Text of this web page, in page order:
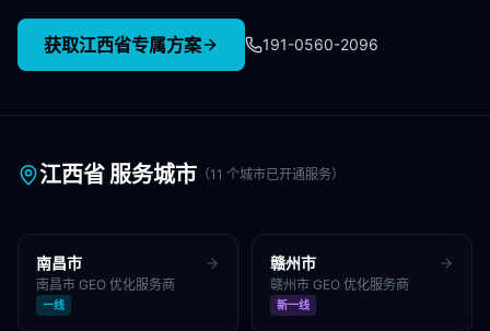
获取江西省专属方案 191-0560-2096
江西省服务城市 （11 个城市已开通服务）
南昌市
南昌市 GEO 优化服务商
一线
赣州市
赣州市 GEO 优化服务商
新一线